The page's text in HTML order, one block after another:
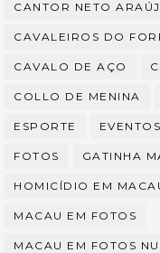
CANTOR NETO
CAVALEIROS DO
CAVALO DE AÇO
COLLO DE MENINA
ESPORTE EVENTOS
FOTOS GATINHA
HOMICÍDIO EM
MACAU EM FOTOS
MACAU EM FOTOS